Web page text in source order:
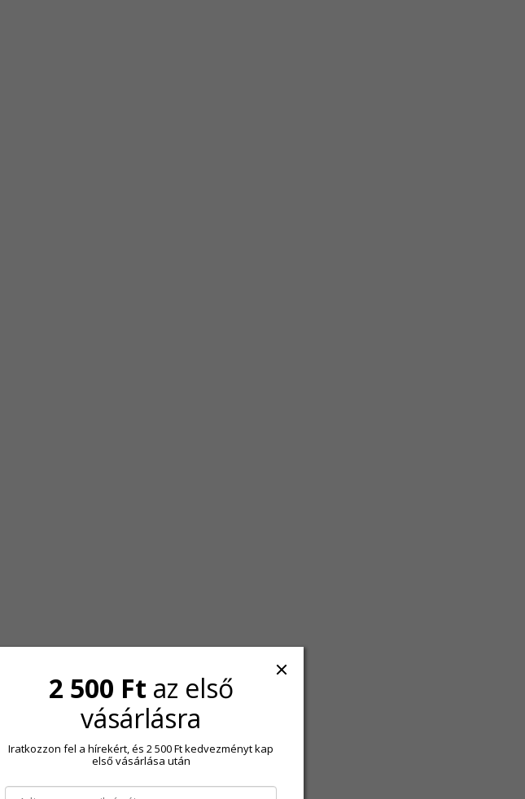
2 500 Ft az első
vásárlásra
Iratkozzon fel a hírekért, és 2 500 Ft kedvezményt kap
első vásárlása után